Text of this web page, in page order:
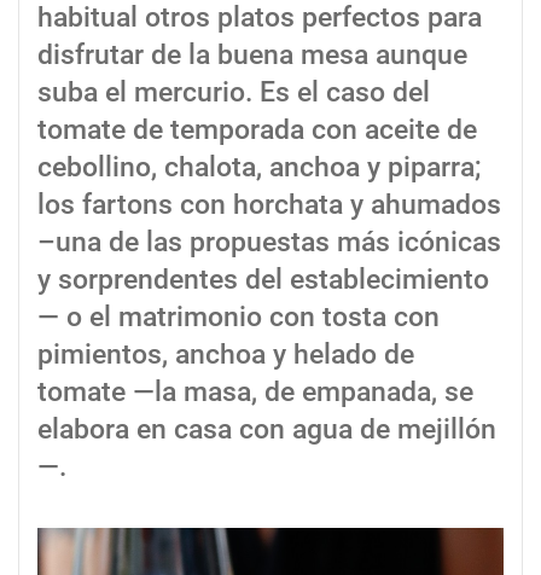
habitual otros platos perfectos para
disfrutar de la buena mesa aunque
suba el mercurio. Es el caso del
tomate de temporada con aceite de
cebollino, chalota, anchoa y piparra;
los fartons con horchata y ahumados
–una de las propuestas más icónicas
y sorprendentes del establecimiento
— o el matrimonio con tosta con
pimientos, anchoa y helado de
tomate —la masa, de empanada, se
elabora en casa con agua de mejillón
—.